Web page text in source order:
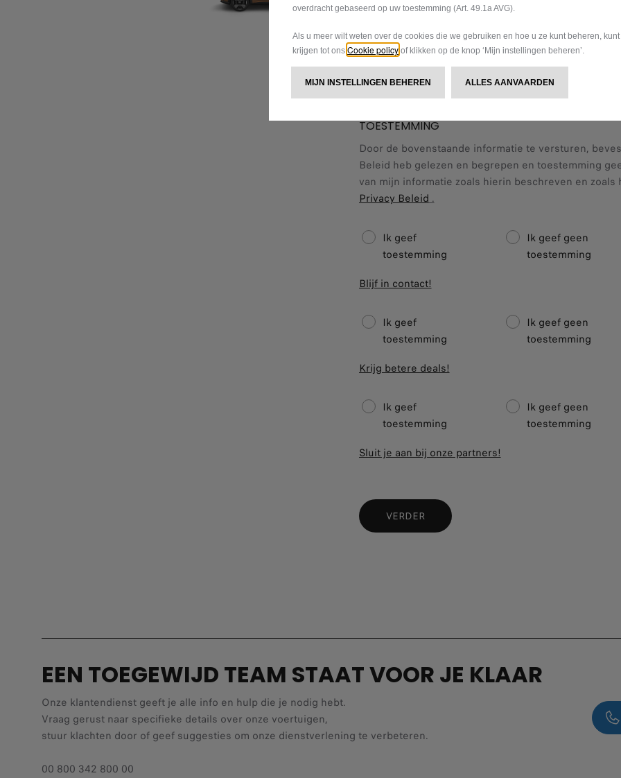
Bent je van plan om deze wagen te kopen als
Ja
Nee
TOESTEMMING
Door de bovenstaande informatie te versturen,
Beleid heb gelezen en begrepen en toestemming
van mijn informatie zoals hierin beschreven en zoals
Privacy Beleid .
Ik geef
toestemming
Ik geef geen
toestemming
Blijf in contact!
Ik geef
toestemming
Ik geef geen
toestemming
Krijg betere deals!
Ik geef
toestemming
Ik geef geen
toestemming
Sluit je aan bij onze partners!
VERDER
EEN TOEGEWIJD TEAM STAAT VOOR JE KLAAR
Onze klantendienst geeft je alle info en hulp die je nodig hebt.
Vraag gerust naar specifieke details over onze voertuigen,
stuur klachten door of geef suggesties om onze dienstverlening te verbeteren.
00 800 342 800 00
overdracht gebaseerd op uw toestemming (Art. 49.1a AVG).
Als u meer wilt weten over de cookies die we gebruiken en hoe u ze kunt beheren,
krijgen tot ons Cookie policy of klikken op de knop ‘Mijn instellingen beheren’.
MIJN INSTELLINGEN BEHEREN ALLES AANVAARDEN